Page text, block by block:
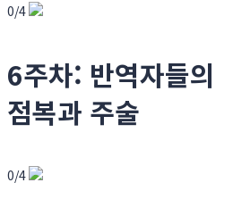
0/4
6주차: 반역자들의
점복과 주술
0/4